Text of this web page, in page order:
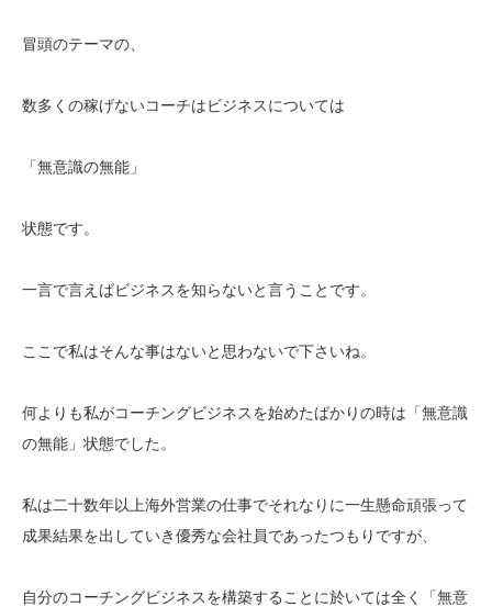
冒頭のテーマの、
数多くの稼げないコーチはビジネスについては
「無意識の無能」
状態です。
一言で言えばビジネスを知らないと言うことです。
ここで私はそんな事はないと思わないで下さいね。
何よりも私がコーチングビジネスを始めたばかりの時は「無意識
の無能」状態でした。
私は二十数年以上海外営業の仕事でそれなりに一生懸命頑張って
成果結果を出していき優秀な会社員であったつもりですが、
自分のコーチングビジネスを構築することに於いては全く「無意